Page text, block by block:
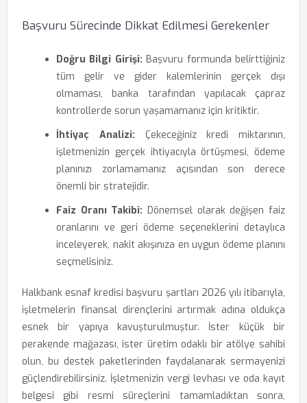
Başvuru Sürecinde Dikkat Edilmesi Gerekenler
Doğru Bilgi Girişi: Başvuru formunda belirttiğiniz
tüm gelir ve gider kalemlerinin gerçek dışı
olmaması, banka tarafından yapılacak çapraz
kontrollerde sorun yaşamamanız için kritiktir.
İhtiyaç Analizi: Çekeceğiniz kredi miktarının,
işletmenizin gerçek ihtiyacıyla örtüşmesi, ödeme
planınızı zorlamamanız açısından son derece
önemli bir stratejidir.
Faiz Oranı Takibi: Dönemsel olarak değişen faiz
oranlarını ve geri ödeme seçeneklerini detaylıca
inceleyerek, nakit akışınıza en uygun ödeme planını
seçmelisiniz.
Halkbank esnaf kredisi başvuru şartları 2026 yılı itibarıyla,
işletmelerin finansal dirençlerini artırmak adına oldukça
esnek bir yapıya kavuşturulmuştur. İster küçük bir
perakende mağazası, ister üretim odaklı bir atölye sahibi
olun, bu destek paketlerinden faydalanarak sermayenizi
güçlendirebilirsiniz. İşletmenizin vergi levhası ve oda kayıt
belgesi gibi resmi süreçlerini tamamladıktan sonra,